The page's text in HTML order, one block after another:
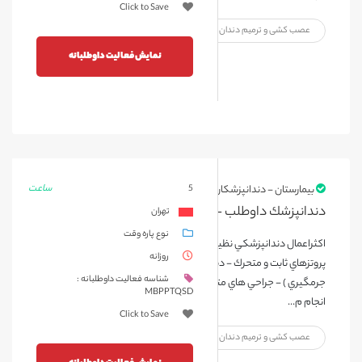
عصب کشی و ترمیم دندان
Click to Save
نمایش فعالیت داوطلبانه
بیمارستان - دندانپزشکان و دستیاران
دندانپزشك داوطلب -مهر 1403
اكثراعمال دندانپزشكي نظيرترميم - بيرون آوردن دندان - درمان ريشه -
پروتزهاي ثابت و متحرك - دندانپزشكي اطفال و درمان هاي مربوط به لثه (
جرمگيري ) - جراحي هاي متداول - اعمال دندانپزشكي تحت بيهوشي
انجام م...
عصب کشی و ترمیم دندان
ساعت
5
تهران
نوع پاره وقت
روزانه
شناسه فعالیت داوطلبانه :
MBPPTQSD
Click to Save